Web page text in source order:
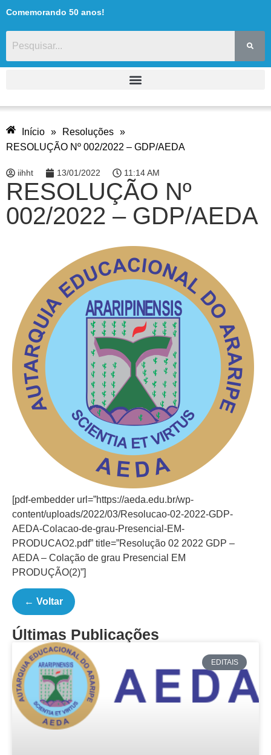
Comemorando 50 anos!
Início » Resoluções »
RESOLUÇÃO Nº 002/2022 – GDP/AEDA
iihht 13/01/2022 11:14 AM
RESOLUÇÃO Nº
002/2022 – GDP/AEDA
[pdf-embedder url=”https://aeda.edu.br/wp-
content/uploads/2022/03/Resolucao-02-2022-GDP-
AEDA-Colacao-de-grau-Presencial-EM-
PRODUCAO2.pdf” title=”Resolução 02 2022 GDP –
AEDA – Colação de grau Presencial EM
PRODUÇÃO(2)”]
← Voltar
Últimas Publicações
EDITAIS